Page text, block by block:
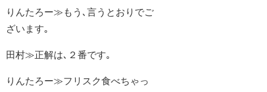
りんたろー≫もう､言うとおりでご
ざいます｡
田村≫正解は､２番です｡
りんたろー≫フリスク食べちゃっ